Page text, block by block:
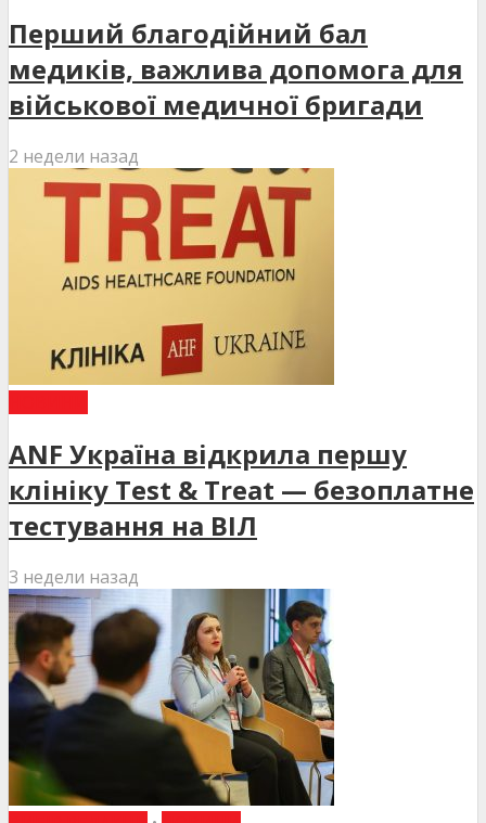
Перший благодійний бал
медиків, важлива допомога для
військової медичної бригади
2 недели назад
ANF Україна відкрила першу
клініку Test & Treat — безоплатне
тестування на ВІЛ
3 недели назад